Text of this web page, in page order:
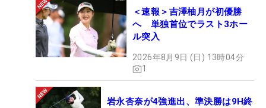
＜速報＞吉澤柚月が初優勝
へ 単独首位でラスト3ホー
ル突入
2026年8月9日 (日) 13時04分
1
岩永杏奈が4強進出、準決勝は9H終